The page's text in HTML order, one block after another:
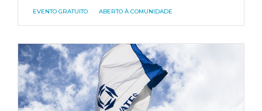
EVENTO GRATUITO ABERTO À COMUNIDADE